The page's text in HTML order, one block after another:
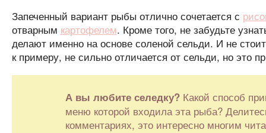
Запеченный вариант рыбы отлично сочетается с
отварным картофелем. Кроме того, не забудьте
делают именно на основе соленой сельди. И не
к примеру, не сильно отличается от сельди, но это
А вы любите селедку?Какой способ
меню которой входила эта рыба?
комментариях, это интересно многим